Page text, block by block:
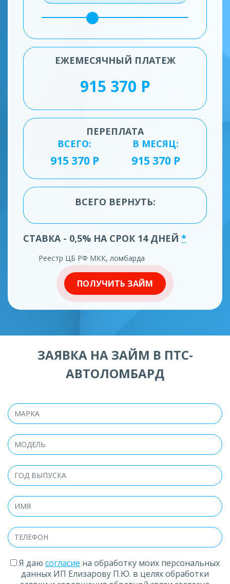
ЕЖЕМЕСЯЧНЫЙ ПЛАТЕЖ
ПЕРЕПЛАТА
ВСЕГО:
В МЕСЯЦ:
ВСЕГО ВЕРНУТЬ:
СТАВКА - 0,5% НА СРОК 14 ДНЕЙ *
Реестр ЦБ РФ МКК, ломбарда
ПОЛУЧИТЬ ЗАЙМ
ЗАЯВКА НА ЗАЙМ В ПТС-
АВТОЛОМБАРД
Я даю согласие на обработку моих персональных
данных ИП Елизарову П.Ю. в целях обработки